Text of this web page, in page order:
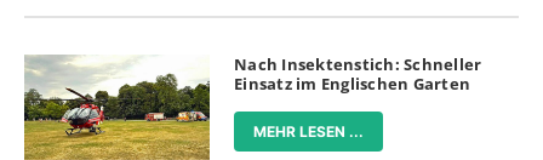
Nach Insektenstich: Schneller
Einsatz im Englischen Garten
MEHR LESEN ...